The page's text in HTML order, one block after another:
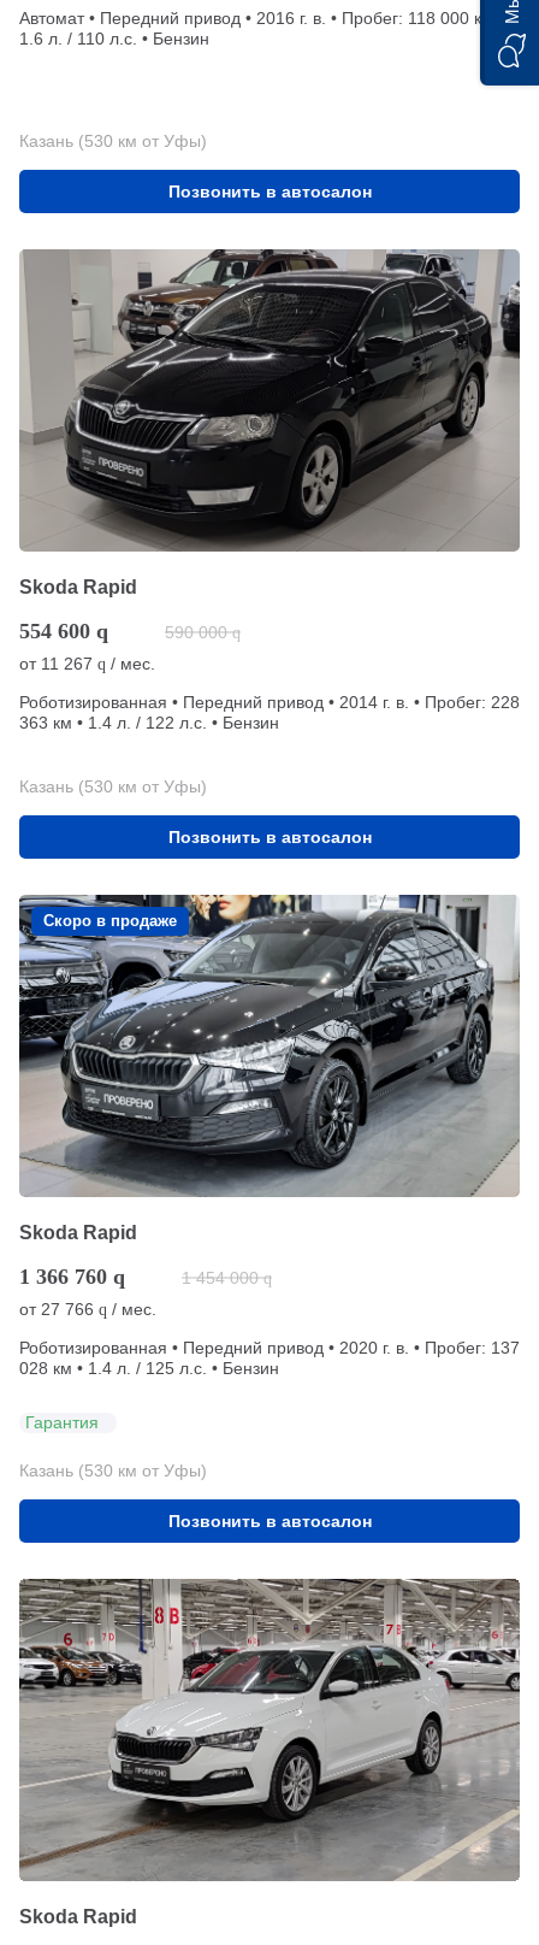
Автомат • Передний привод • 2016 г. в. • Пробег: 118 000 км •
1.6 л. / 110 л.с. • Бензин
Казань (530 км от Уфы)
Позвонить в автосалон
Skoda Rapid
554 600 q 590 000 q
от 11 267 q / мес.
Роботизированная • Передний привод • 2014 г. в. • Пробег: 228
363 км • 1.4 л. / 122 л.с. • Бензин
Казань (530 км от Уфы)
Позвонить в автосалон
Скоро в продаже
Skoda Rapid
1 366 760 q 1 454 000 q
от 27 766 q / мес.
Роботизированная • Передний привод • 2020 г. в. • Пробег: 137
028 км • 1.4 л. / 125 л.с. • Бензин
Гарантия
Казань (530 км от Уфы)
Позвонить в автосалон
Skoda Rapid